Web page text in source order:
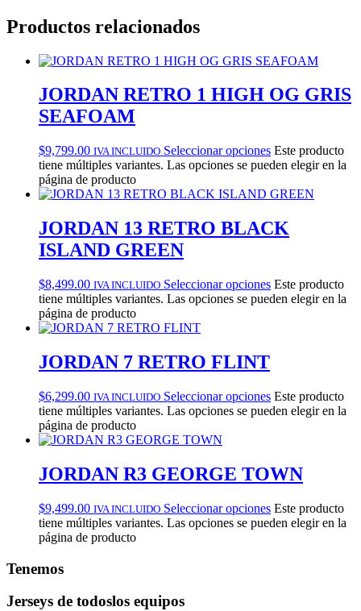
Productos relacionados
JORDAN RETRO 1 HIGH OG GRIS
SEAFOAM
$9,799.00 IVA INCLUIDO Seleccionar opciones Este producto
tiene múltiples variantes. Las opciones se pueden elegir en la
página de producto
JORDAN 13 RETRO BLACK
ISLAND GREEN
$8,499.00 IVA INCLUIDO Seleccionar opciones Este producto
tiene múltiples variantes. Las opciones se pueden elegir en la
página de producto
JORDAN 7 RETRO FLINT
$6,299.00 IVA INCLUIDO Seleccionar opciones Este producto
tiene múltiples variantes. Las opciones se pueden elegir en la
página de producto
JORDAN R3 GEORGE TOWN
$9,499.00 IVA INCLUIDO Seleccionar opciones Este producto
tiene múltiples variantes. Las opciones se pueden elegir en la
página de producto
Tenemos
Jerseys de todoslos equipos